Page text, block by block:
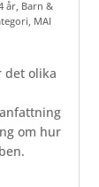
år Barn &
MAI
det olika
om hur